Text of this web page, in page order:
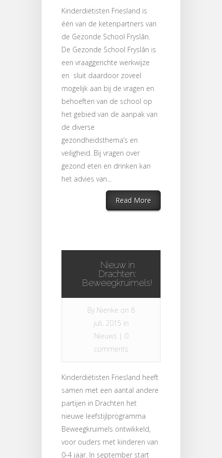
Kinderdiëtisten Friesland is
één van de ketenpartners van
de Gezonde School Fryslân.
De Gezonde School Fryslân is
een vraaggerichte werkwijze
en sluit daardoor zoveel
mogelijk aan bij de vragen en
behoeften van de school op
het gebied van de aanpak van
de diverse
gezondheidsthema’s en
veiligheid. Bij vragen over
gezond eten en drinken kan
het advies van...
Read More
Nieuw in
Drachten:
Beweegkruimels!
By Nienke on 8
juli, 2015 in
Nieuws | 0
comments
Kinderdiëtisten Friesland heeft
samen met een aantal andere
partijen in Drachten het
nieuwe leefstijlprogramma
Beweegkruimels ontwikkeld,
voor ouders met kinderen van
0-4 jaar. In september start